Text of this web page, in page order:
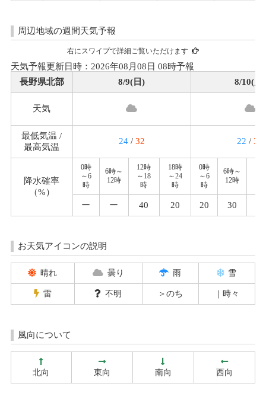
周辺地域の週間天気予報
右にスワイプで詳細ご覧いただけます
天気予報更新日時：2026年08月08日 08時予報
長野県北部
8/9(日) 8/10(月)
天気
最低気温 /
最高気温
24/ 32 22 /32
降水確率
（%）
0時
～6
時
6時～
12時
12時
～18
時
18時
～24
時
0時
～6
時
6時～
12時
ー ー 40 20 20 30
お天気アイコンの説明
晴れ 曇り 雨 雪
雷 不明 ＞のち ｜時々
風向について
北向 東向 南向 西向